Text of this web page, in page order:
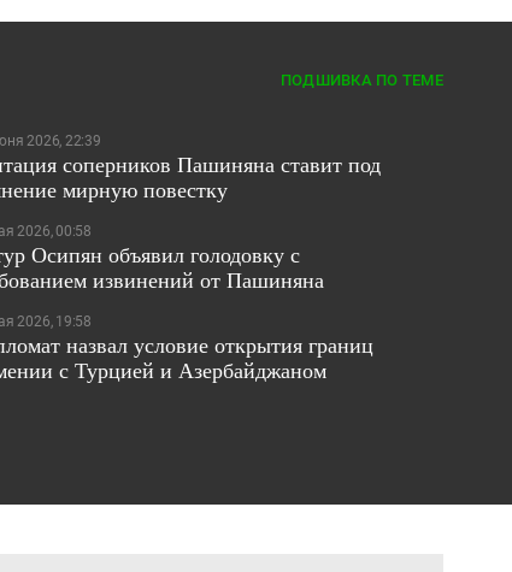
ПОДШИВКА ПО ТЕМЕ
2026, 22:39
соперников Пашиняна ставит под
мирную повестку
2026, 00:58
Осипян объявил голодовку с
извинений от Пашиняна
2026, 19:58
назвал условие открытия границ
с Турцией и Азербайджаном